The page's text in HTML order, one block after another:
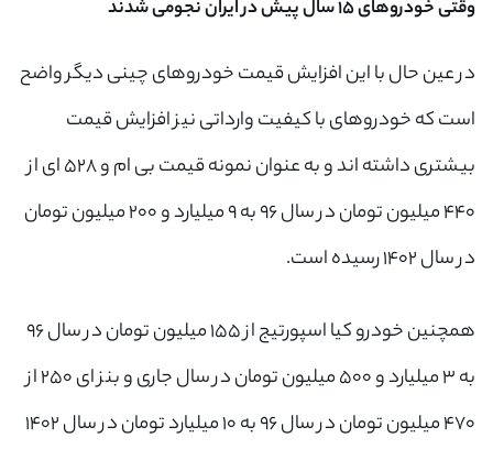
وقتی خودروهای ۱۵ سال پیش در ایران نجومی شدند
در عین حال با این افزایش قیمت خودروهای چینی دیگر واضح
است که خودروهای با کیفیت وارداتی نیز افزایش قیمت
بیشتری داشته اند و به عنوان نمونه قیمت بی ام و ۵۲۸‌ ای از
۴۴۰ میلیون تومان در سال ۹۶ به ۹ میلیارد و ۲۰۰ میلیون تومان
در سال ۱۴۰۲ رسیده است.
همچنین خودرو کیا اسپورتیج از ۱۵۵ میلیون تومان در سال ۹۶
به ۳ میلیارد و ۵۰۰ میلیون تومان در سال جاری و بنز ای ۲۵۰ از
۴۷۰ میلیون تومان در سال ۹۶ به ۱۰ میلیارد تومان در سال ۱۴۰۲